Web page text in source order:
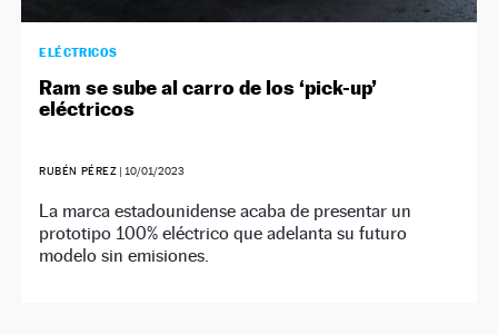
ELÉCTRICOS
Ram se sube al carro de los ‘pick-up’
eléctricos
RUBÉN PÉREZ | 10/01/2023
La marca estadounidense acaba de presentar un
prototipo 100% eléctrico que adelanta su futuro
modelo sin emisiones.